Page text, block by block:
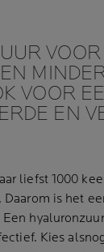
VOOR
VOOR
EN
liefst 1000
Daarom is het
Kies